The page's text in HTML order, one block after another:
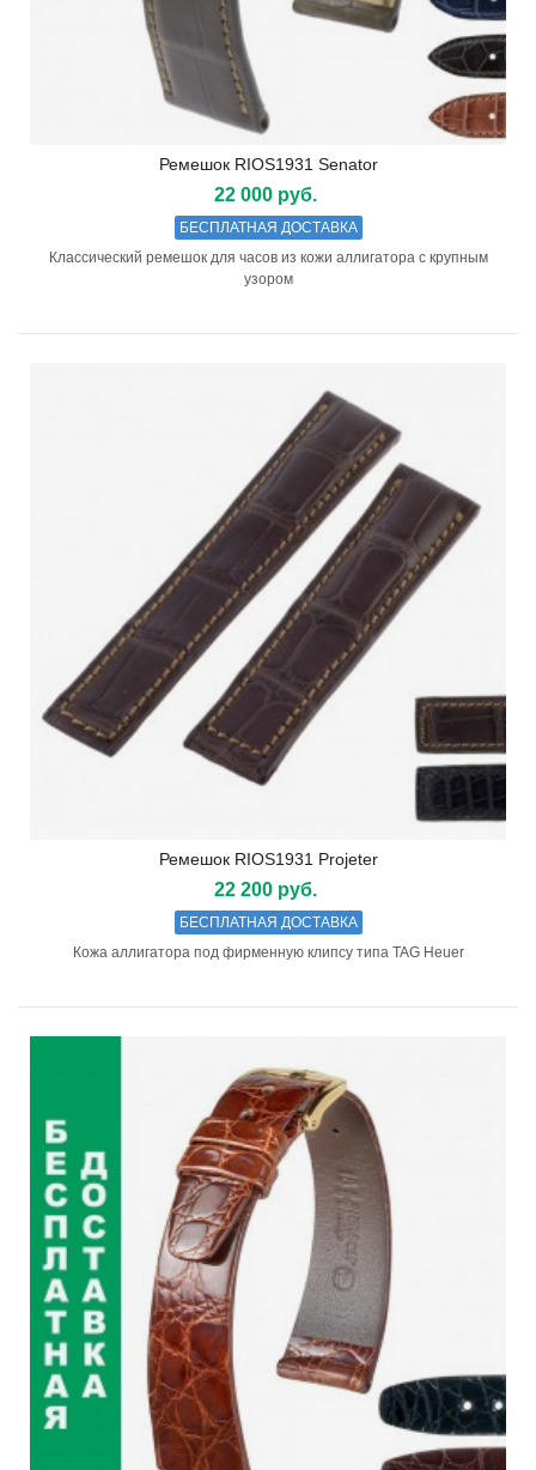
Ремешок RIOS1931 Senator
22 000 руб.
БЕСПЛАТНАЯ ДОСТАВКА
Классический ремешок для часов из кожи аллигатора с крупным
узором
Ремешок RIOS1931 Projeter
22 200 руб.
БЕСПЛАТНАЯ ДОСТАВКА
Кожа аллигатора под фирменную клипсу типа TAG Heuer